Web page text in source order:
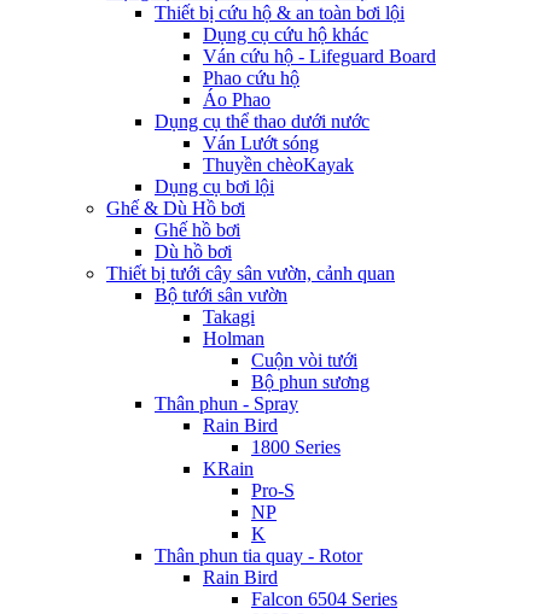
Thiết bị cứu hộ & an toàn bơi lội
Dụng cụ cứu hộ khác
Ván cứu hộ - Lifeguard Board
Phao cứu hộ
Áo Phao
Dụng cụ thể thao dưới nước
Ván Lướt sóng
Thuyền chèoKayak
Dụng cụ bơi lội
Ghế & Dù Hồ bơi
Ghế hồ bơi
Dù hồ bơi
Thiết bị tưới cây sân vườn, cảnh quan
Bộ tưới sân vườn
Takagi
Holman
Cuộn vòi tưới
Bộ phun sương
Thân phun - Spray
Rain Bird
1800 Series
KRain
Pro-S
NP
K
Thân phun tia quay - Rotor
Rain Bird
Falcon 6504 Series